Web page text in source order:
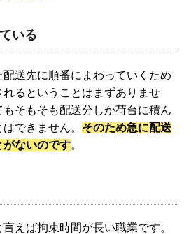
いる
送先に順番にまわっていくため
るということはまずありませ
そもそも配送分しか荷台に積ん
できません。 そのため急に配送
がないのです。
えば拘束時間が長い職業です。